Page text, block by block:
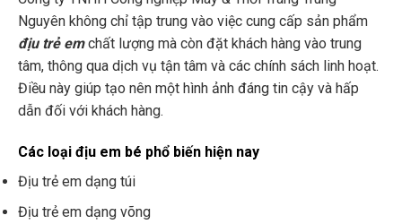
Nguyên không chỉ tập trung vào việc cung cấp sản phẩm
địu trẻemchất lượng mà còn đặt khách hàng vào trung
tâm, thông qua dịch vụ tận tâm và các chính sách linh hoạt.
Điều này giúp tạo nên một hình ảnh đáng tin cậy và hấp
dẫn đối với khách hàng.
Các loại địu em bé phổ biến hiện nay
Địu trẻ em dạng túi
Địu trẻ em dạng võng